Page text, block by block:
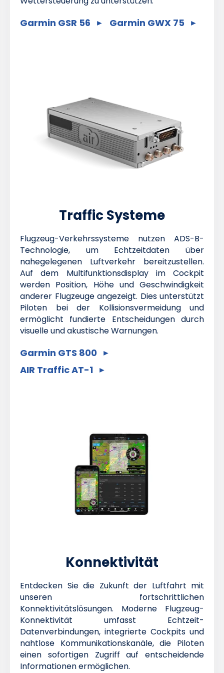
Garmin GSR 56 Garmin GWX 75
Traffic Systeme
Flugzeug-Verkehrssysteme nutzen ADS-B-
Technologie, um Echtzeitdaten über
nahegelegenen Luftverkehr bereitzustellen.
Auf dem Multifunktionsdisplay im Cockpit
werden Position, Höhe und Geschwindigkeit
anderer Flugzeuge angezeigt. Dies unterstützt
Piloten bei der Kollisionsvermeidung und
ermöglicht fundierte Entscheidungen durch
visuelle und akustische Warnungen.
Garmin GTS 800
AIR Traffic AT-1
Konnektivität
Entdecken Sie die Zukunft der Luftfahrt mit
unseren fortschrittlichen
Konnektivitätslösungen. Moderne Flugzeug-
Konnektivität umfasst Echtzeit-
Datenverbindungen, integrierte Cockpits und
nahtlose Kommunikationskanäle, die Piloten
einen sofortigen Zugriff auf entscheidende
Informationen ermöglichen.